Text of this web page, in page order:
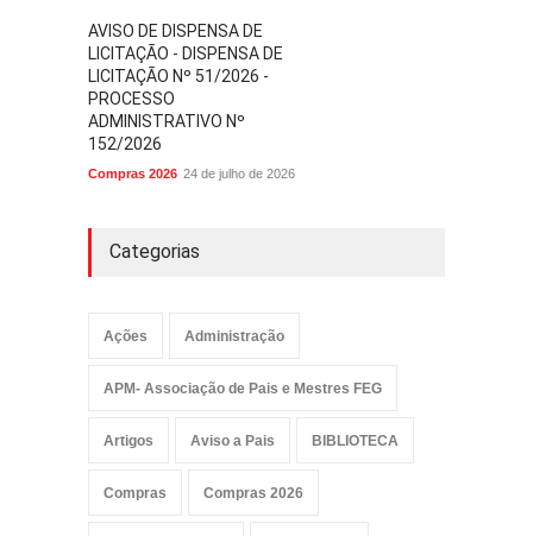
AVISO DE DISPENSA DE
LICITAÇÃO - DISPENSA DE
LICITAÇÃO Nº 51/2026 -
PROCESSO
ADMINISTRATIVO Nº
152/2026
Compras 2026 24 de julho de 2026
Categorias
Ações Administração
APM- Associação de Pais e Mestres FEG
Artigos Aviso a Pais BIBLIOTECA
Compras Compras 2026